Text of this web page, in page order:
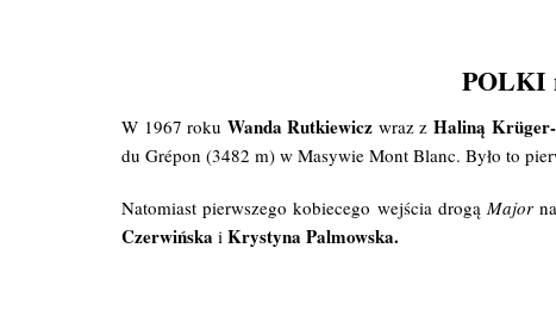
POLKI
W 1967 roku Wanda Rutkiewicz wraz z Haliną
du Grépon (3482 m) w Masywie Mont Blanc. Było to
Natomiast pierwszego kobiecego wejścia drogą Major
Czerwińska i Krystyna Palmowska.